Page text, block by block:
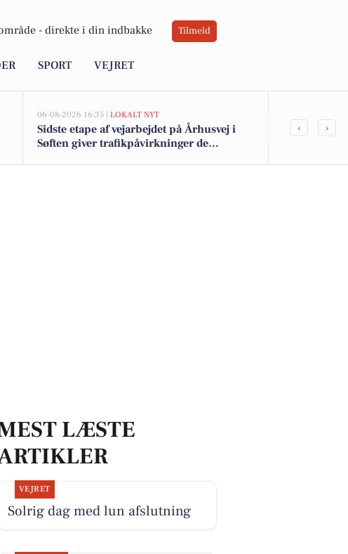
- direkte i din indbakke Tilmeld
SPORT VEJRET
06-08-2026 16:35 | LOKALT NYT
Sidste etape af vejarbejdet på Århusvej i
Søften giver trafikpåvirkninger de
‹ ›
LÆSTE
VEJRET
Solrig dag med lun afslutning